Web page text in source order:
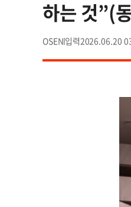
하는 것”(
OSEN 2026.06.20